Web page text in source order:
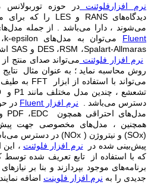
نرم افزار فلوئنت در حوزه توربولانس
دید‌گاه‌هایRANS وLES را که برای
می‌شوند ، دارا می‌باشد . از جمله
Fluent می‌توان به مدل‌های k-epsilon،
Spalart-Allmaras، RSM،DES و SAS
نرم افزار فلوئنت می‌تواند صدای منتج از
روش محاسبه نماید ؛ به عنوان مثال نتایج
می‌تواند با استفاده از ابزار
FFT به طیف
تشعشع ، چندین مدل مختلف مانند
P1 و
دسترس می‌باشد . نرم افزار Fluent
در
مدل‌های احتراقی همچون EDC، PDF
همچنین ، مدل‌های مخصوصی جهت
(SOx)و نیتروژن (NOx )در دسترس
پیش‌بینی شده در نرم افزار فلوئنت ،
که با استفاده از تابع تعریف شده توسط
برنامه‌های موجود بپردازند و بنا بر
جدیدی را به نرم‌ افزار فلوینت اضافه نمایند .